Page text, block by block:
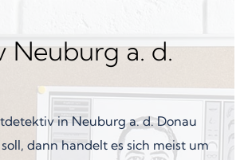
Neuburg a. d.
in Neuburg a. d. Donau
dann handelt es sich meist um